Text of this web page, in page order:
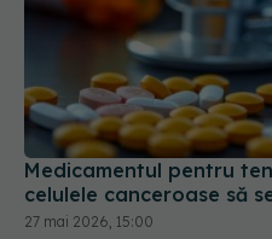
Medicamentul pentru
celulele canceroase să
27 mai 2026, 15:00